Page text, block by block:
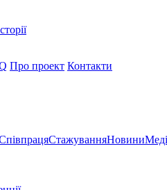
Про проект Контакти
СтажуванняНовини